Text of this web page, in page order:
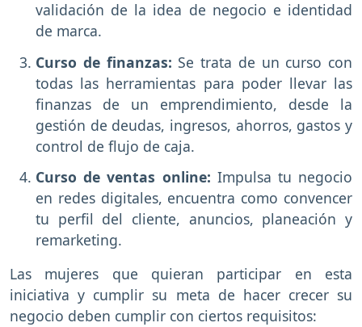
validación de la idea de negocio e identidad
de marca.
Curso de finanzas: Se trata de un curso con
todas las herramientas para poder llevar las
finanzas de un emprendimiento, desde la
gestión de deudas, ingresos, ahorros, gastos y
control de flujo de caja.
Curso de ventas online: Impulsa tu negocio
en redes digitales, encuentra como convencer
tu perfil del cliente, anuncios, planeación y
remarketing.
Las mujeres que quieran participar en esta
iniciativa y cumplir su meta de hacer crecer su
negocio deben cumplir con ciertos requisitos: